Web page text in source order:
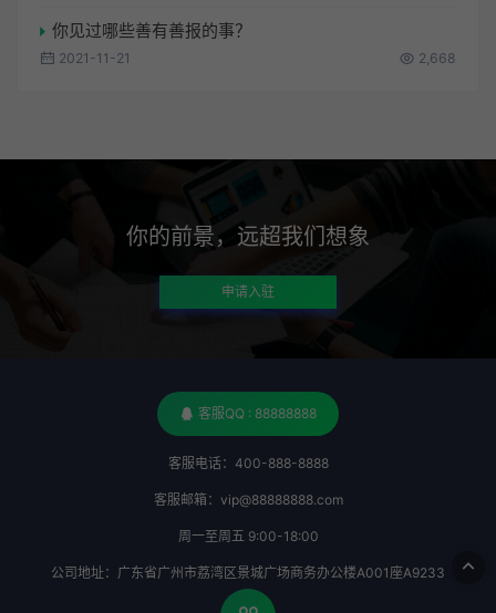
你见过哪些善有善报的事？
2021-11-21 2,668
你的前景，远超我们想象
申请入驻
客服QQ : 88888888
客服电话：400-888-8888
客服邮箱：vip@88888888.com
周一至周五 9:00-18:00
公司地址：广东省广州市荔湾区景城广场商务办公楼A001座A9233